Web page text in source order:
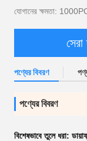
যোগানের ক্ষমতা:
সেরা
পণ্যের বিবরণ
পণ্যের বিবরণ
বিশেষভাবে তুলে ধরা: